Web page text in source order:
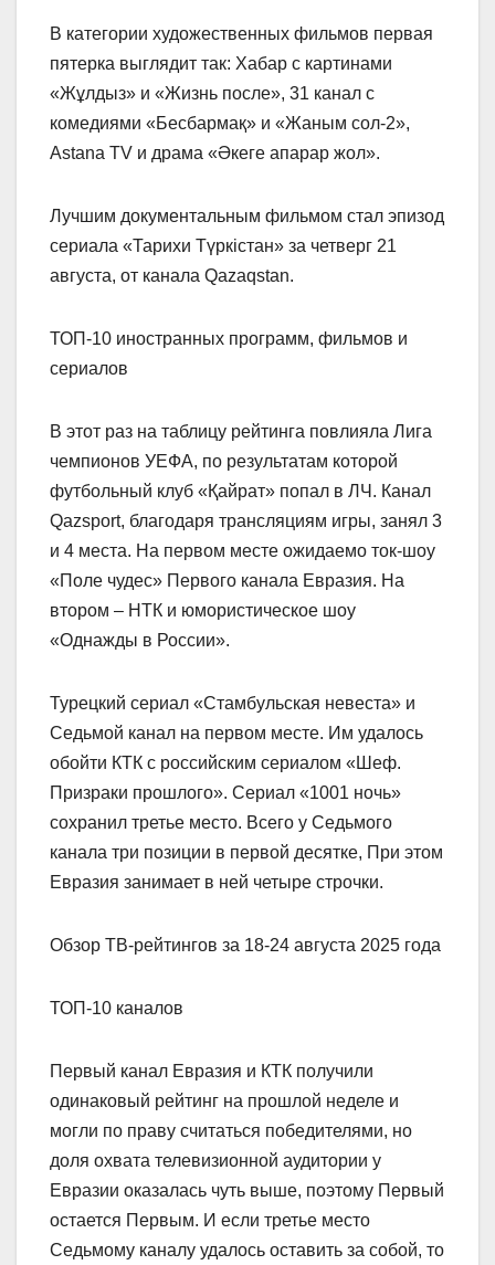
В категории художественных фильмов первая
пятерка выглядит так: Хабар с картинами
«Жұлдыз» и «Жизнь после», 31 канал с
комедиями «Бесбармақ» и «Жаным сол-2»,
Astana TV и драма «Әкеге апарар жол».
Лучшим документальным фильмом стал эпизод
сериала «Тарихи Түркістан» за четверг 21
августа, от канала Qazaqstan.
ТОП-10 иностранных программ, фильмов и
сериалов
В этот раз на таблицу рейтинга повлияла Лига
чемпионов УЕФА, по результатам которой
футбольный клуб «Қайрат» попал в ЛЧ. Канал
Qazsport, благодаря трансляциям игры, занял 3
и 4 места. На первом месте ожидаемо ток-шоу
«Поле чудес» Первого канала Евразия. На
втором – НТК и юмористическое шоу
«Однажды в России».
Турецкий сериал «Стамбульская невеста» и
Седьмой канал на первом месте. Им удалось
обойти КТК с российским сериалом «Шеф.
Призраки прошлого». Сериал «1001 ночь»
сохранил третье место. Всего у Седьмого
канала три позиции в первой десятке, При этом
Евразия занимает в ней четыре строчки.
Обзор ТВ-рейтингов за 18-24 августа 2025 года
ТОП-10 каналов
Первый канал Евразия и КТК получили
одинаковый рейтинг на прошлой неделе и
могли по праву считаться победителями, но
доля охвата телевизионной аудитории у
Евразии оказалась чуть выше, поэтому Первый
остается Первым. И если третье место
Седьмому каналу удалось оставить за собой, то